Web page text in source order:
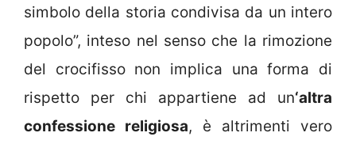
simbolo della storia condivisa da un intero
popolo”, inteso nel senso che la rimozione
del crocifisso non implica una forma di
rispetto per chi appartiene ad un‘altra
confessione religiosa, è altrimenti vero